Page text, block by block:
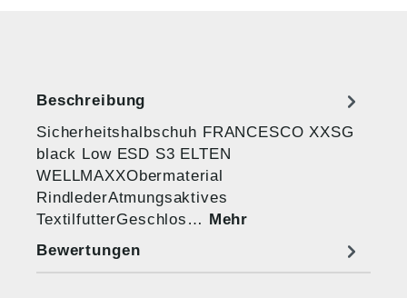
Beschreibung
Sicherheitshalbschuh FRANCESCO XXSG
black Low ESD S3 ELTEN
WELLMAXXObermaterial
RindlederAtmungsaktives
TextilfutterGeschlos… Mehr
Bewertungen